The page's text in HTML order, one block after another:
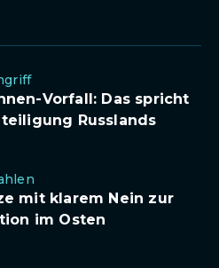
Vorfall: Das spricht
Russlands
mit klarem Nein zur
im Osten